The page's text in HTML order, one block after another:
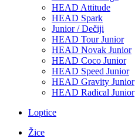
HEAD Attitude
HEAD Spark
Junior / Dečiji
HEAD Tour Junior
HEAD Novak Junior
HEAD Coco Junior
HEAD Speed Junior
HEAD Gravity Junior
HEAD Radical Junior
Loptice
Žice